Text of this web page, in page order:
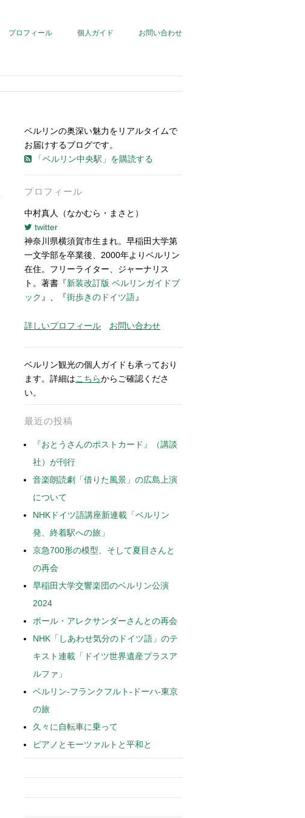
プロフィール 個人ガイド お問い合わせ
ベルリンの奥深い魅力をリアルタイムで
お届けするブログです。
「ベルリン中央駅」を購読する
プロフィール
中村真人（なかむら・まさと）
twitter
神奈川県横須賀市生まれ。早稲田大学第
一文学部を卒業後、2000年よりベルリン
在住。フリーライター、ジャーナリス
ト。著書『新装改訂版 ベルリンガイドブ
ック 』、『街歩きのドイツ語』
詳しいプロフィール お問い合わせ
ベルリン観光の個人ガイドも承っており
ます。詳細はこちらからご確認くださ
い。
最近の投稿
『おとうさんのポストカード』（講談
社）が刊行
音楽朗読劇「借りた風景」の広島上演
について
NHKドイツ語講座新連載「ベルリン
発、終着駅への旅」
京急700形の模型、そして夏目さんと
の再会
早稲田大学交響楽団のベルリン公演
2024
ポール・アレクサンダーさんとの再会
NHK「しあわせ気分のドイツ語」のテ
キスト連載「ドイツ世界遺産プラスア
ルファ」
ベルリン-フランクフルト-ドーハ-東京
の旅
久々に自転車に乗って
ピアノとモーツァルトと平和と